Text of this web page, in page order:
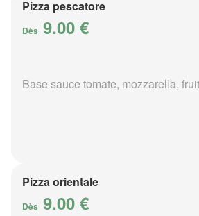
Pizza pescatore
Dès 9.00 €
Base sauce tomate, mozzarella,
Pizza orientale
Dès 9.00 €